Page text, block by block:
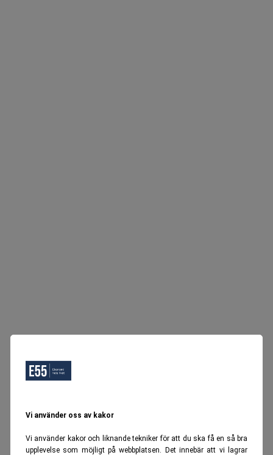
Vi använder oss av kakor
Vi använder kakor och liknande tekniker för att du ska få en så bra
upplevelse som möjligt på webbplatsen. Det innebär att vi lagrar